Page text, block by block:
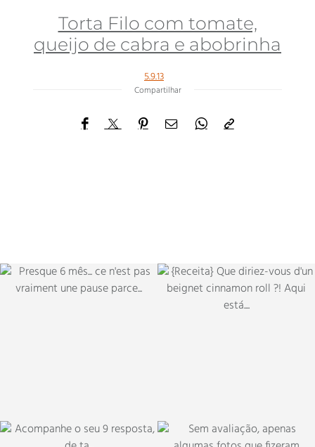
Torta Filo com tomate,
queijo de cabra e abobrinha
5.9.13
Compartilhar